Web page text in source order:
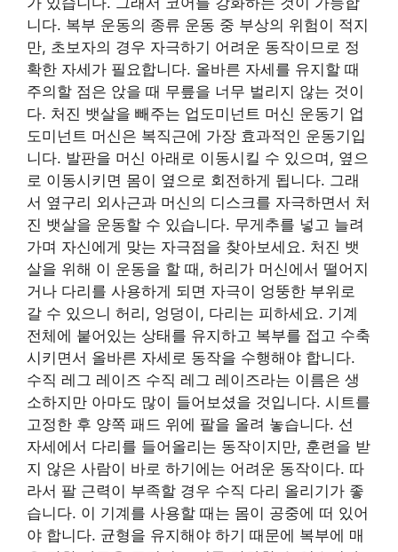
니다. 복부 운동의 종류 운동 중 부상의 위험이 적지
만, 초보자의 경우 자극하기 어려운 동작이므로 정
확한 자세가 필요합니다. 올바른 자세를 유지할 때
주의할 점은 앉을 때 무릎을 너무 벌리지 않는 것이
다. 처진 뱃살을 빼주는 업도미넌트 머신 운동기 업
도미넌트 머신은 복직근에 가장 효과적인 운동기입
니다. 발판을 머신 아래로 이동시킬 수 있으며, 옆으
로 이동시키면 몸이 옆으로 회전하게 됩니다. 그래
서 옆구리 외사근과 머신의 디스크를 자극하면서 처
진 뱃살을 운동할 수 있습니다. 무게추를 넣고 늘려
가며 자신에게 맞는 자극점을 찾아보세요. 처진 뱃
살을 위해 이 운동을 할 때, 허리가 머신에서 떨어지
거나 다리를 사용하게 되면 자극이 엉뚱한 부위로
갈 수 있으니 허리, 엉덩이, 다리는 피하세요. 기계
전체에 붙어있는 상태를 유지하고 복부를 접고 수축
시키면서 올바른 자세로 동작을 수행해야 합니다.
수직 레그 레이즈 수직 레그 레이즈라는 이름은 생
소하지만 아마도 많이 들어보셨을 것입니다. 시트를
고정한 후 양쪽 패드 위에 팔을 올려 놓습니다. 선
자세에서 다리를 들어올리는 동작이지만, 훈련을 받
지 않은 사람이 바로 하기에는 어려운 동작이다. 따
라서 팔 근력이 부족할 경우 수직 다리 올리기가 좋
습니다. 이 기계를 사용할 때는 몸이 공중에 떠 있어
야 합니다. 균형을 유지해야 하기 때문에 복부에 매